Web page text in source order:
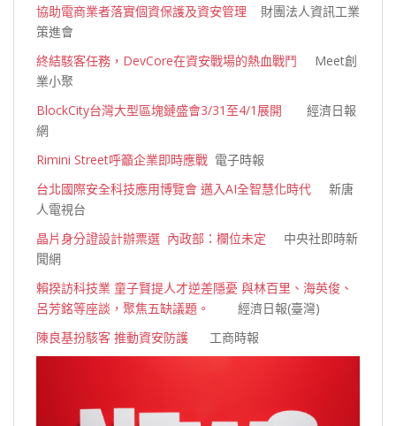
協助電商業者落實個資保護及資安管理 財團法人資訊工業
策進會
終結駭客任務，DevCore在資安戰場的熱血戰鬥 Meet創
業小聚
BlockCity台灣大型區塊鏈盛會3/31至4/1展開 經濟日報
網
Rimini Street呼籲企業即時應戰 電子時報
台北國際安全科技應用博覽會 邁入AI全智慧化時代 新唐
人電視台
晶片身分證設計辦票選 內政部：欄位未定 中央社即時新
聞網
賴揆訪科技業 童子賢提人才逆差隱憂 與林百里、海英俊、
呂芳銘等座談，聚焦五缺議題。
經濟日報(臺灣)
陳良基扮駭客 推動資安防護 工商時報